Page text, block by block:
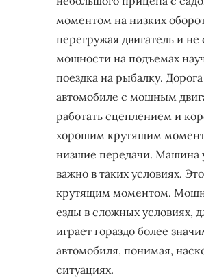
моментом на низких
перегружая двигатель и
мощности на подъемах
поездка на рыбалку.
автомобиле с мощным
работать сцеплением и
хорошим крутящим
низшие передачи. Машина
важно в таких условиях.
крутящим моментом.
езды в сложных условиях,
играет гораздо более
автомобиля, понимая,
ситуациях.